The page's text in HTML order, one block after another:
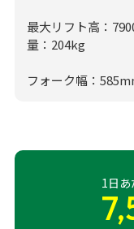
最大リフト高：
量：204kg
フォーク幅：
1日あ